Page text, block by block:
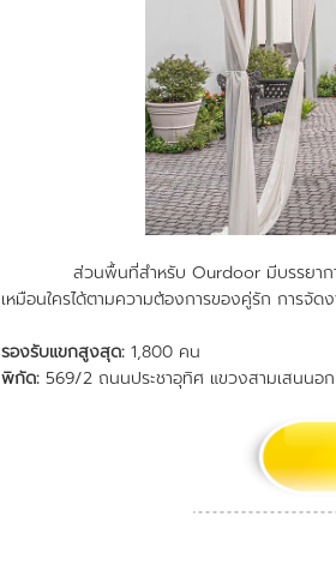
ส่วนพื้นที่สำหรับ Ourdoor มีบรรยากาศร่ม
เหมือนใครได้ตามความต้องการของคู่รัก การจั
รองรับแขกสูงสุด: 1,800 คน
พิกัด: 569/2 ถนนประชาอุทิศ แขวงสามเสนนอ